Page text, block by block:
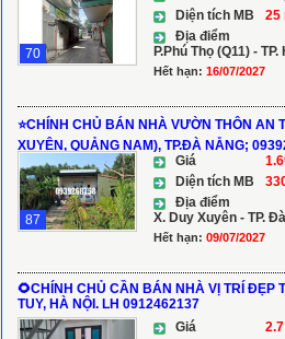
70
Diện tích MB
25
Địa điểm
P.Phú Thọ (Q11) -
Hết hạn: 16/07/2027
⭐️CHÍNH CHỦ BÁN NHÀ VƯỜN THÔN AN
XUYÊN, QUẢNG NAM), TP.ĐÀ NẴNG;
87
Giá
Diện tích MB
Địa điểm
X. Duy Xuyên - TP.
Hết hạn: 09/07/2027
🌻CHÍNH CHỦ CẦN BÁN NHÀ VỊ TRÍ ĐẸP
TUY, HÀ NỘI. LH 0912462137
Giá 2.7